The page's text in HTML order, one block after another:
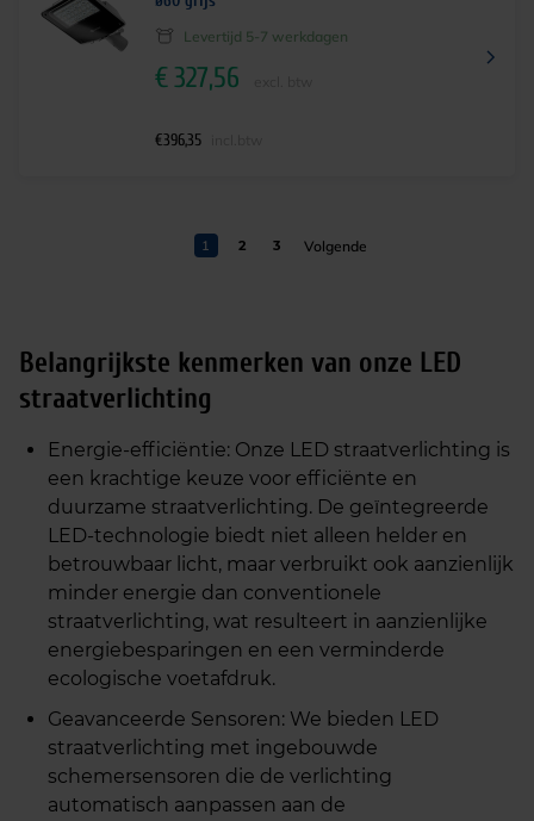
Levertijd 5-7 werkdagen
€327,56
€396,35
1 2 3
Belangrijkste kenmerken van onze LED
straatverlichting
Energie-efficiëntie: Onze LED straatverlichting is
een krachtige keuze voor efficiënte en
duurzame straatverlichting. De geïntegreerde
LED-technologie biedt niet alleen helder en
betrouwbaar licht, maar verbruikt ook aanzienlijk
minder energie dan conventionele
straatverlichting, wat resulteert in aanzienlijke
energiebesparingen en een verminderde
ecologische voetafdruk.
Geavanceerde Sensoren: We bieden LED
straatverlichting met ingebouwde
schemersensoren die de verlichting
automatisch aanpassen aan de